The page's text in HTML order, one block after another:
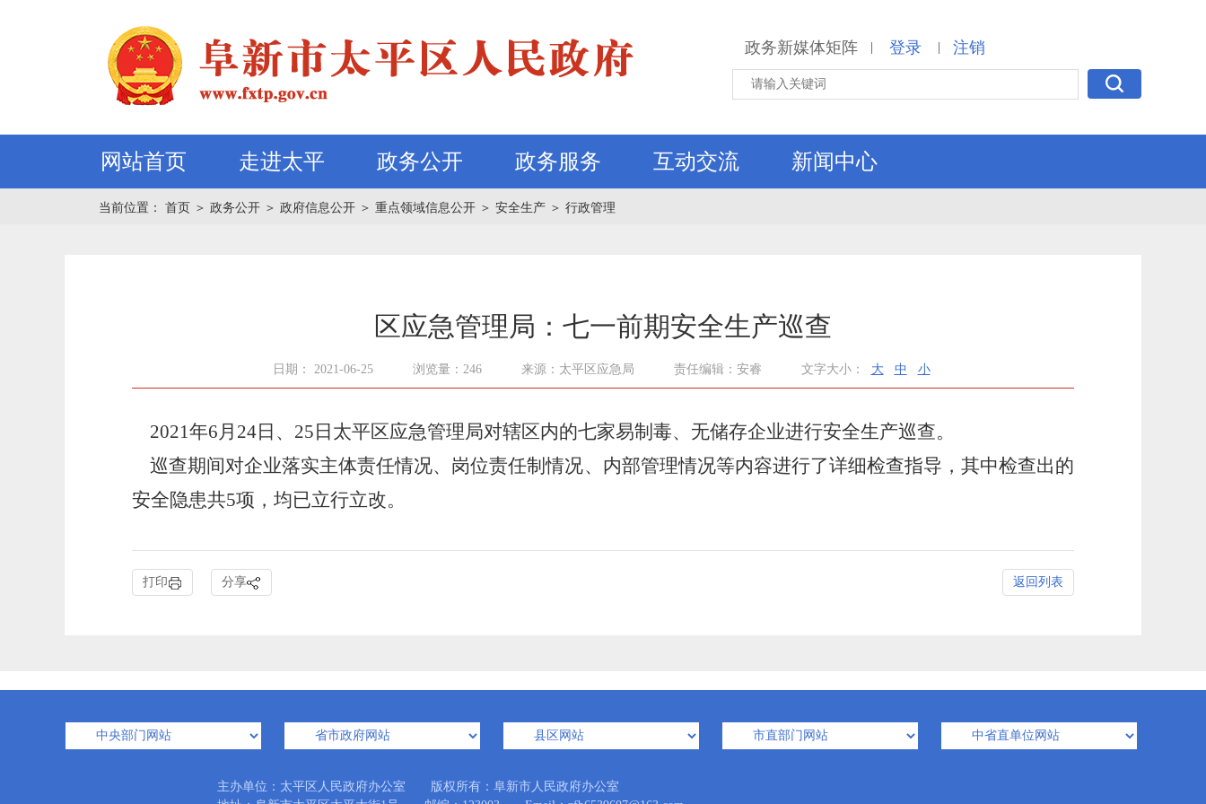
政务新媒体矩阵 | 登录 | 注销
网站首页 走进太平 政务公开 政务服务 互动交流 新闻中心
当前位置： 首页 ＞ 政务公开 ＞ 政府信息公开 ＞ 重点领域信息公开 ＞ 安全生产 ＞ 行政管理
区应急管理局：七一前期安全生产巡查
日期： 2021-06-25 浏览量：246 来源：太平区应急局 责任编辑：安睿 文字大小： 大 中 小
2021年6月24日、25日太平区应急管理局对辖区内的七家易制毒、无储存企业进行安全生产巡查。
巡查期间对企业落实主体责任情况、岗位责任制情况、内部管理情况等内容进行了详细检查指导，其中检查出的
安全隐患共5项，均已立行立改。
打印 分享 返回列表
主办单位：太平区人民政府办公室 版权所有：阜新市人民政府办公室